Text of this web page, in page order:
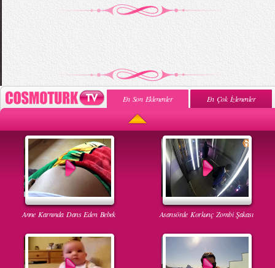
En Son Eklenenler En Çok İzlenenler
Anne Karnında Dans Eden Bebek Asansörde Korkunç Zombi Şakası